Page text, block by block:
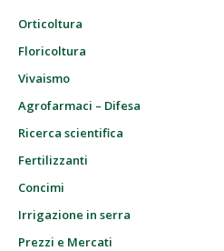
Orticoltura
Floricoltura
Vivaismo
Agrofarmaci – Difesa
Ricerca scientifica
Fertilizzanti
Concimi
Irrigazione in serra
Prezzi e Mercati